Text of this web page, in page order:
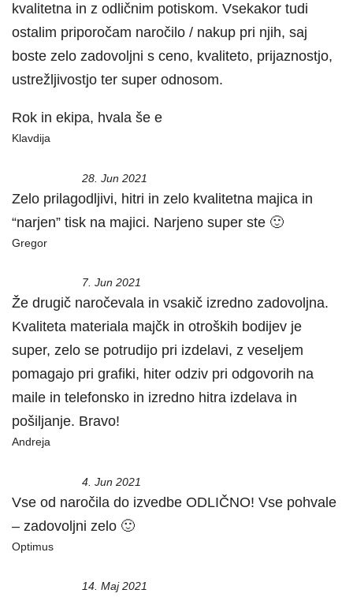
kvalitetna in z odličnim potiskom. Vsekakor tudi
ostalim priporočam naročilo / nakup pri njih, saj
boste zelo zadovoljni s ceno, kvaliteto, prijaznostjo,
ustrežljivostjo ter super odnosom.
Rok in ekipa, hvala še e
Klavdija
28. Jun 2021
Zelo prilagodljivi, hitri in zelo kvalitetna majica in
“narjen” tisk na majici. Narjeno super ste 🙂
Gregor
7. Jun 2021
Že drugič naročevala in vsakič izredno zadovoljna.
Kvaliteta materiala majčk in otroških bodijev je
super, zelo se potrudijo pri izdelavi, z veseljem
pomagajo pri grafiki, hiter odziv pri odgovorih na
maile in telefonsko in izredno hitra izdelava in
pošiljanje. Bravo!
Andreja
4. Jun 2021
Vse od naročila do izvedbe ODLIČNO! Vse pohvale
– zadovoljni zelo 🙂
Optimus
14. Maj 2021